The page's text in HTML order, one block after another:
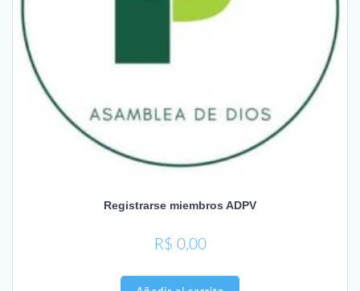
Registrarse miembros ADPV
R$ 0,00